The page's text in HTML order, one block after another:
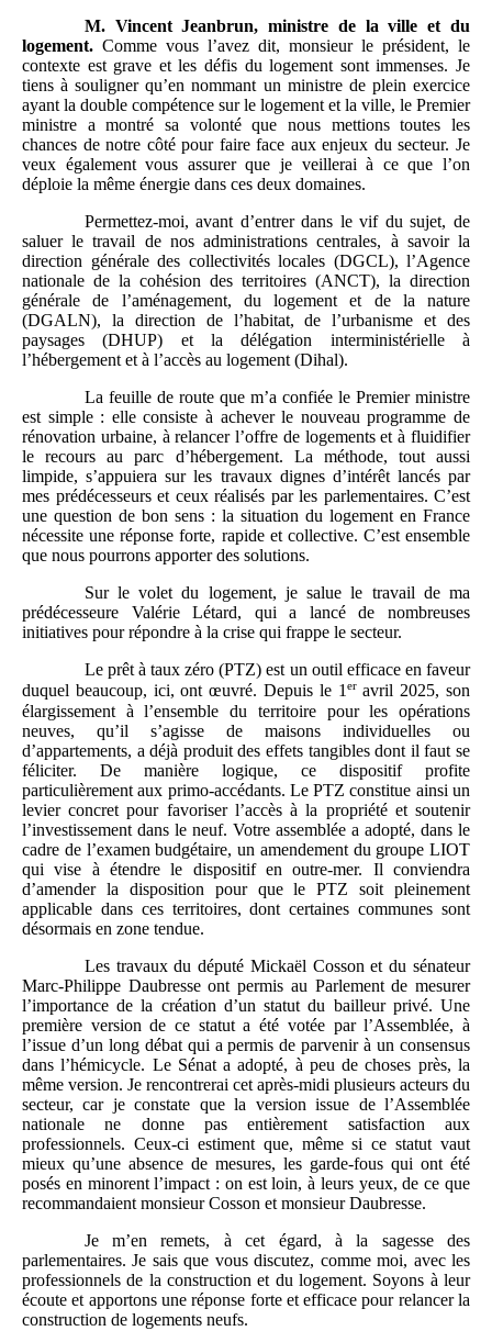
M. Vincent Jeanbrun, ministre de la ville et du
logement. Comme vous l’avez dit, monsieur le président, le
contexte est grave et les défis du logement sont immenses. Je
tiens à souligner qu’en nommant un ministre de plein exercice
ayant la double compétence sur le logement et la ville, le Premier
ministre a montré sa volonté que nous mettions toutes les
chances de notre côté pour faire face aux enjeux du secteur. Je
veux également vous assurer que je veillerai à ce que l’on
déploie la même énergie dans ces deux domaines.
Permettez-moi, avant d’entrer dans le vif du sujet, de
saluer le travail de nos administrations centrales, à savoir la
direction générale des collectivités locales (DGCL), l’Agence
nationale de la cohésion des territoires (ANCT), la direction
générale de l’aménagement, du logement et de la nature
(DGALN), la direction de l’habitat, de l’urbanisme et des
paysages (DHUP) et la délégation interministérielle à
l’hébergement et à l’accès au logement (Dihal).
La feuille de route que m’a confiée le Premier ministre
est simple : elle consiste à achever le nouveau programme de
rénovation urbaine, à relancer l’offre de logements et à fluidifier
le recours au parc d’hébergement. La méthode, tout aussi
limpide, s’appuiera sur les travaux dignes d’intérêt lancés par
mes prédécesseurs et ceux réalisés par les parlementaires. C’est
une question de bon sens : la situation du logement en France
nécessite une réponse forte, rapide et collective. C’est ensemble
que nous pourrons apporter des solutions.
Sur le volet du logement, je salue le travail de ma
prédécesseure Valérie Létard, qui a lancé de nombreuses
initiatives pour répondre à la crise qui frappe le secteur.
Le prêt à taux zéro (PTZ) est un outil efficace en faveur
duquel beaucoup, ici, ont œuvré. Depuis le 1eravril 2025, son
élargissement à l’ensemble du territoire pour les opérations
neuves, qu’il s’agisse de maisons individuelles ou
d’appartements, a déjà produit des effets tangibles dont il faut se
féliciter. De manière logique, ce dispositif profite
particulièrement aux primo-accédants. Le PTZ constitue ainsi un
levier concret pour favoriser l’accès à la propriété et soutenir
l’investissement dans le neuf. Votre assemblée a adopté, dans le
cadre de l’examen budgétaire, un amendement du groupe LIOT
qui vise à étendre le dispositif en outre-mer. Il conviendra
d’amender la disposition pour que le PTZ soit pleinement
applicable dans ces territoires, dont certaines communes sont
désormais en zone tendue.
Les travaux du député Mickaël Cosson et du sénateur
Marc-Philippe Daubresse ont permis au Parlement de mesurer
l’importance de la création d’un statut du bailleur privé. Une
première version de ce statut a été votée par l’Assemblée, à
l’issue d’un long débat qui a permis de parvenir à un consensus
dans l’hémicycle. Le Sénat a adopté, à peu de choses près, la
même version. Je rencontrerai cet après-midi plusieurs acteurs du
secteur, car je constate que la version issue de l’Assemblée
nationale ne donne pas entièrement satisfaction aux
professionnels. Ceux-ci estiment que, même si ce statut vaut
mieux qu’une absence de mesures, les garde-fous qui ont été
posés en minorent l’impact : on est loin, à leurs yeux, de ce que
recommandaient monsieur Cosson et monsieur Daubresse.
Je m’en remets, à cet égard, à la sagesse des
parlementaires. Je sais que vous discutez, comme moi, avec les
professionnels de la construction et du logement. Soyons à leur
écoute et apportons une réponse forte et efficace pour relancer la
construction de logements neufs.